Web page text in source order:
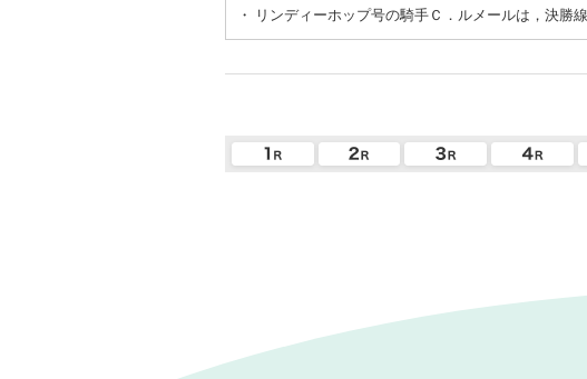
・
リンディーホップ号の騎手Ｃ．ルメールは，決勝